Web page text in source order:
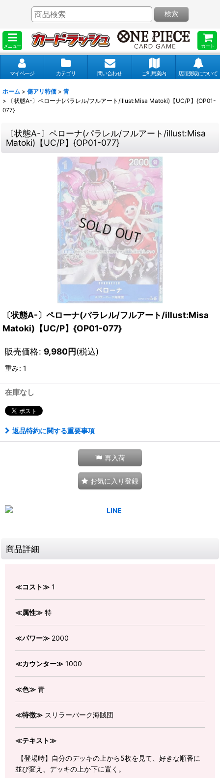
メニュー カート
検索
マイページ カテゴリ 問い合わせ ご利用案内 店頭受取について
ホーム > 傷アリ特価 > 青
>
〔状態A-〕ペローナ(パラレル/フルアート/illust:Misa Matoki)【UC/P】{OP01-
077}
〔状態A-〕ペローナ(パラレル/フルアート/illust:Misa
Matoki)【UC/P】{OP01-077}
〔状態A-〕ペローナ(パラレル/フルアート/illust:Misa
Matoki)【UC/P】{OP01-077}
販売価格: 9,980円(税込)
重み: 1
在庫なし
返品特約に関する重要事項
再入荷
お気に入り登録
商品詳細
≪コスト≫ 1
≪属性≫ 特
≪パワー≫ 2000
≪カウンター≫ 1000
≪色≫ 青
≪特徴≫ スリラーバーク海賊団
≪テキスト≫
【登場時】自分のデッキの上から5枚を見て、好きな順番に
並び変え、デッキの上か下に置く。